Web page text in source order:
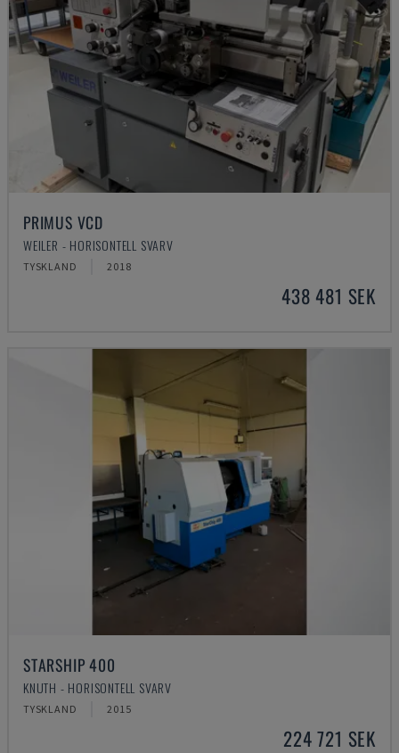
PRIMUS VCD
WEILER - HORISONTELL SVARV
TYSKLAND 2018
438 481 SEK
STARSHIP 400
KNUTH - HORISONTELL SVARV
TYSKLAND 2015
224 721 SEK